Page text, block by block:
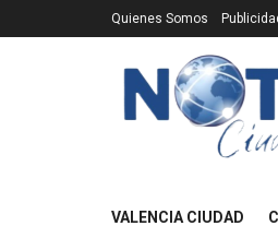
Quienes Somos
VALENCIA CIUDAD